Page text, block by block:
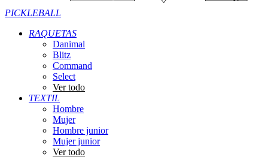
PICKLEBALL
RAQUETAS
Danimal
Blitz
Command
Select
Ver todo
TEXTIL
Hombre
Mujer
Hombre junior
Mujer junior
Ver todo